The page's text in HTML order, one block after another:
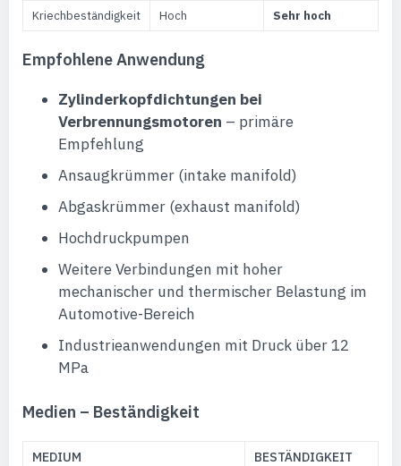
Kriechbeständigkeit
Hoch Sehr hoch
Empfohlene Anwendung
Zylinderkopfdichtungen bei
Verbrennungsmotoren – primäre
Empfehlung
Ansaugkrümmer (intake manifold)
Abgaskrümmer (exhaust manifold)
Hochdruckpumpen
Weitere Verbindungen mit hoher
mechanischer und thermischer Belastung im
Automotive-Bereich
Industrieanwendungen mit Druck über 12
MPa
Medien – Beständigkeit
MEDIUM BESTÄNDIGKEIT